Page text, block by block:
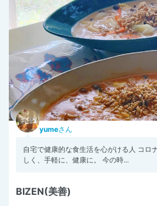
yumeさん
自宅で健康的な食生活を心がける人 コロ
しく、手軽に、健康に。 今の時...
BIZEN(美善)